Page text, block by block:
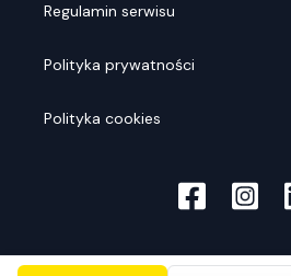
Regulamin serwisu
Polityka prywatności
Polityka cookies